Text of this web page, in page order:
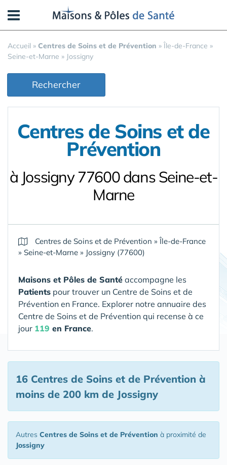
Accueil » Centres de Soins et de Prévention » Île-de-France »
Seine-et-Marne » Jossigny
Rechercher
Centres de Soins et de
Prévention
à Jossigny 77600 dans Seine-et-
Marne
Centres de Soins et de Prévention »Île-de-France
» Seine-et-Marne » Jossigny (77600)
Maisons et Pôles de Santé accompagne les
Patients pour trouver un Centre de Soins et de
Prévention en France. Explorer notre annuaire des
Centre de Soins et de Prévention qui recense à ce
jour 119 en France.
16 Centres de Soins et de Prévention à
moins de 200 km de Jossigny
Autres Centres de Soins et de Prévention à proximité de
Jossigny
Panneau de gestion des cookies